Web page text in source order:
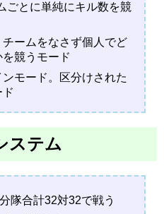
ごとに単純にキル数を競
ームをなさず個人でど
競うモード
モード。区分けされた
ステム
隊合計32対32で戦う